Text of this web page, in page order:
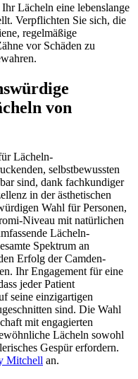
Lächeln eine lebenslange
Verpflichten Sie sich, die
regelmäßige
vor Schäden zu
von
Lächeln-
selbstbewussten
sind, dank fachkundiger
in der ästhetischen
Wahl für Personen,
Niveau mit natürlichen
Lächeln-
Spektrum an
Erfolg der Camden-
Ihr Engagement für eine
jeder Patient
seine einzigartigen
sind. Die Wahl
mit engagierten
Lächeln sowohl
Gespür erfordern.
Mitchell an.